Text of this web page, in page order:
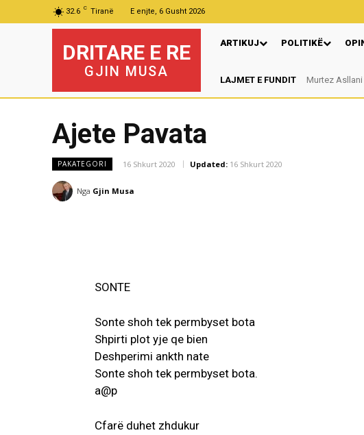
32.6 C Tiranë E enjte, 6 Gusht 2026
DRITARE E RE
GJIN MUSA
ARTIKUJ POLITIKË
LAJMET E FUNDIT VERA
Murtez Asllani
Ajete Pavata
PAKATEGORI 16 Shkurt 2020 Updated: 16 Shkurt 2020
Nga Gjin Musa
SONTE
Sonte shoh tek permbyset bota
Shpirti plot yje qe bien
Deshperimi ankth nate
Sonte shoh tek permbyset bota.
a@p
Cfarë duhet zhdukur